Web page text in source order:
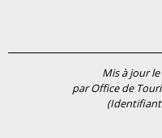
Mis à jour le
par Office de